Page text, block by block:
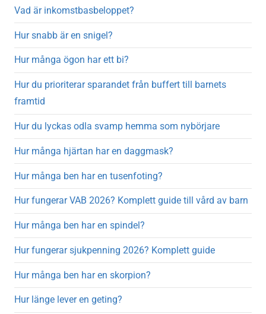
Vad är inkomstbasbeloppet?
Hur snabb är en snigel?
Hur många ögon har ett bi?
Hur du prioriterar sparandet från buffert till barnets
framtid
Hur du lyckas odla svamp hemma som nybörjare
Hur många hjärtan har en daggmask?
Hur många ben har en tusenfoting?
Hur fungerar VAB 2026? Komplett guide till vård av barn
Hur många ben har en spindel?
Hur fungerar sjukpenning 2026? Komplett guide
Hur många ben har en skorpion?
Hur länge lever en geting?